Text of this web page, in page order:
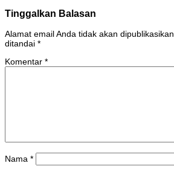
Tinggalkan Balasan
Alamat email Anda tidak akan dipublikasikan.
ditandai *
Komentar *
Nama *